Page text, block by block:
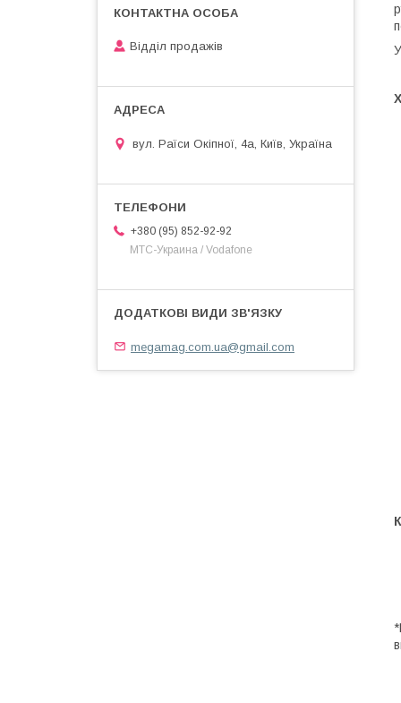
Відділ продажів
вул. Раїси Окіпної, 4а, Київ, Україна
+380 (95) 852-92-92
МТС-Украина / Vodafone
megamag.com.ua@gmail.com